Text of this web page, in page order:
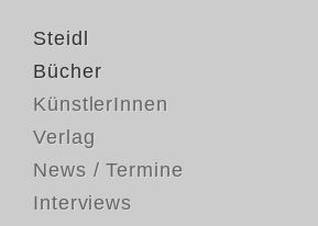
Steidl
Bücher
KünstlerInnen
Verlag
News / Termine
Interviews